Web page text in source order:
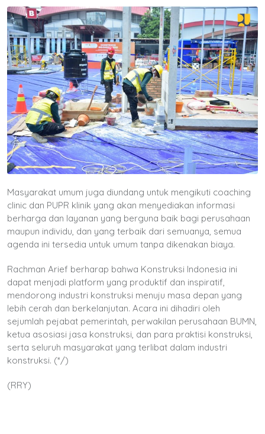
Masyarakat umum juga diundang untuk mengikuti coaching
clinic dan PUPR klinik yang akan menyediakan informasi
berharga dan layanan yang berguna baik bagi perusahaan
maupun individu, dan yang terbaik dari semuanya, semua
agenda ini tersedia untuk umum tanpa dikenakan biaya.
Rachman Arief berharap bahwa Konstruksi Indonesia ini
dapat menjadi platform yang produktif dan inspiratif,
mendorong industri konstruksi menuju masa depan yang
lebih cerah dan berkelanjutan. Acara ini dihadiri oleh
sejumlah pejabat pemerintah, perwakilan perusahaan BUMN,
ketua asosiasi jasa konstruksi, dan para praktisi konstruksi,
serta seluruh masyarakat yang terlibat dalam industri
konstruksi. (*/)
(RRY)